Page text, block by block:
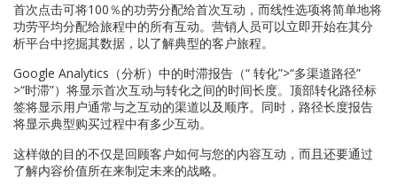
首次点击可将100％的功劳分配给首次互动，而线性选项将简单地将
功劳平均分配给旅程中的所有互动。营销人员可以立即开始在其分
析平台中挖掘其数据，以了解典型的客户旅程。
Google Analytics（分析）中的时滞报告（“ 转化”>“多渠道路径”
>“时滞”）将显示首次互动与转化之间的时间长度。顶部转化路径标
签将显示用户通常与之互动的渠道以及顺序。同时，路径长度报告
将显示典型购买过程中有多少互动。
这样做的目的不仅是回顾客户如何与您的内容互动，而且还要通过
了解内容价值所在来制定未来的战略。